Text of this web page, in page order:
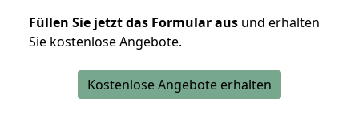
Füllen Sie jetzt das Formular aus und erhalten
Sie kostenlose Angebote.
Kostenlose Angebote erhalten